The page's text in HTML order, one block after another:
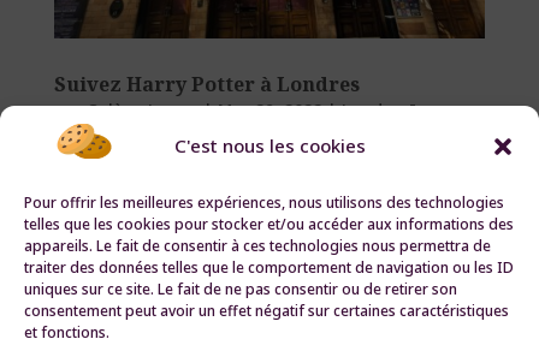
C'est nous les cookies
Pour offrir les meilleures expériences, nous utilisons des technologies
telles que les cookies pour stocker et/ou accéder aux informations des
appareils. Le fait de consentir à ces technologies nous permettra de
traiter des données telles que le comportement de navigation ou les ID
uniques sur ce site. Le fait de ne pas consentir ou de retirer son
consentement peut avoir un effet négatif sur certaines caractéristiques
et fonctions.
Suivez Harry Potter à Londres
parSolène Lanza|Mar 29, 2022|London Icons
Suivez Harry Potter à Londres Written by
Solène Lanza Avec sa cicatrice et ses lunettes
rondes, Harry Potter est devenu un
personnage culte du patrimoine anglais. A
Londres, le plus britannique des sorciers
enchante petits et grands dans des lieux